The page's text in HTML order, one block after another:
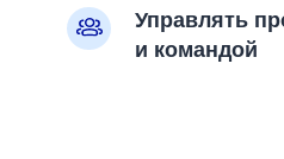
Управлять
и командой